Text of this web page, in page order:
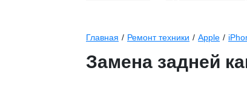
Главная / Ремонт техники / Apple /
Замена задней